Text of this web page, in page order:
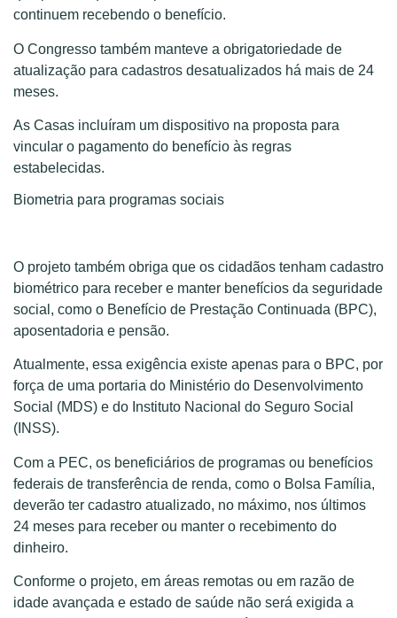
continuem recebendo o benefício.
O Congresso também manteve a obrigatoriedade de
atualização para cadastros desatualizados há mais de 24
meses.
As Casas incluíram um dispositivo na proposta para
vincular o pagamento do benefício às regras
estabelecidas.
Biometria para programas sociais
O projeto também obriga que os cidadãos tenham cadastro
biométrico para receber e manter benefícios da seguridade
social, como o Benefício de Prestação Continuada (BPC),
aposentadoria e pensão.
Atualmente, essa exigência existe apenas para o BPC, por
força de uma portaria do Ministério do Desenvolvimento
Social (MDS) e do Instituto Nacional do Seguro Social
(INSS).
Com a PEC, os beneficiários de programas ou benefícios
federais de transferência de renda, como o Bolsa Família,
deverão ter cadastro atualizado, no máximo, nos últimos
24 meses para receber ou manter o recebimento do
dinheiro.
Conforme o projeto, em áreas remotas ou em razão de
idade avançada e estado de saúde não será exigida a